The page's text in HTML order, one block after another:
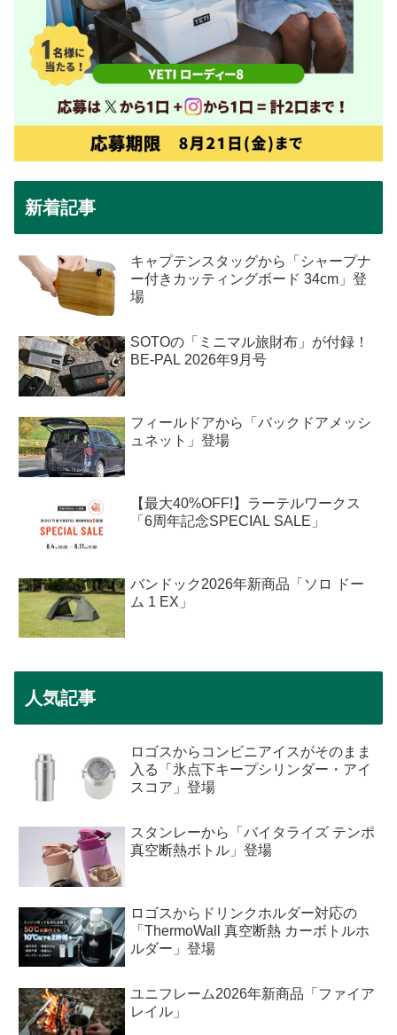
新着記事
キャプテンスタッグから「シャープナ
ー付きカッティングボード 34cm」登
場
SOTOの「ミニマル旅財布」が付録！
BE-PAL 2026年9月号
フィールドアから「バックドアメッシ
ュネット」登場
【最大40%OFF!】ラーテルワークス
「6周年記念SPECIAL SALE」
バンドック2026年新商品「ソロ ドー
ム 1 EX」
人気記事
ロゴスからコンビニアイスがそのまま
入る「氷点下キープシリンダー・アイ
スコア」登場
スタンレーから「バイタライズ テンポ
真空断熱ボトル」登場
ロゴスからドリンクホルダー対応の
「ThermoWall 真空断熱 カーボトルホ
ルダー」登場
ユニフレーム2026年新商品「ファイア
レイル」